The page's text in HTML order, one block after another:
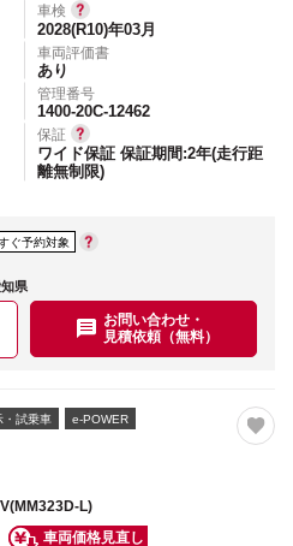
車検
2028(R10)年03月
車両評価書
あり
管理番号
1400-20C-12462
保証
ワイド保証 保証期間:2年(走行距
離無制限)
ぐ予約対象
県
お問い合わせ・
見積依頼（無料）
・試乗車 e-POWER
L)
車両価格見直し